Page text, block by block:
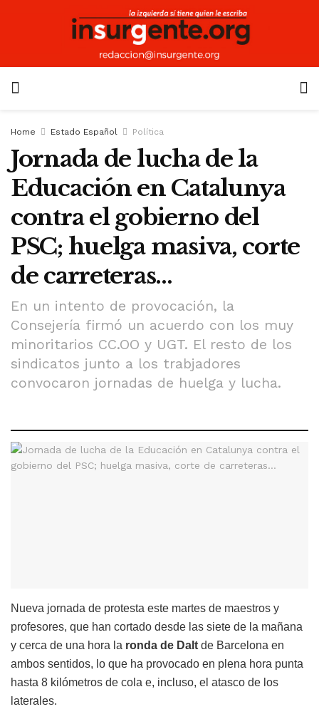
Home Estado Español Política
Jornada de lucha de la
Educación en Catalunya
contra el gobierno del
PSC; huelga masiva, corte
de carreteras…
En un intento de provocación, la
Consejería firmó un acuerdo con los muy
minoritarios CC.OO y UGT. El resto de los
sindicatos junto a los trabjadores
convocaron jornadas de huelga y lucha.
Nueva jornada de protesta este martes de maestros y
profesores, que han cortado desde las siete de la mañana
y cerca de una hora la ronda de Dalt de Barcelona en
ambos sentidos, lo que ha provocado en plena hora punta
hasta 8 kilómetros de cola e, incluso, el atasco de los
laterales.